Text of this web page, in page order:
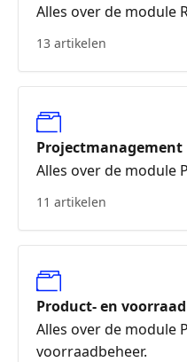
Alles over de module
13 artikelen
Projectmanagement
Alles over de module
11 artikelen
Product- en
Alles over de module
voorraadbeheer.